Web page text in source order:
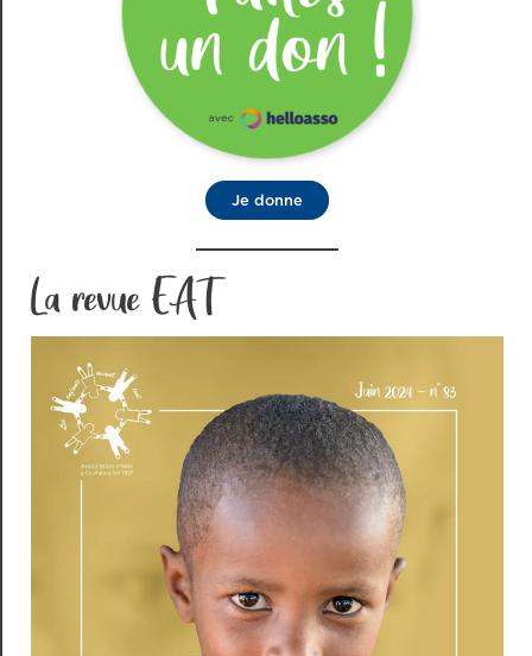
Je donne
La revue EAT